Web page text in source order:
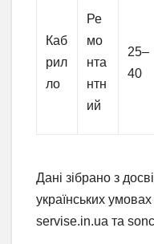
Каб
рил
ло
Ре
мо
нта
нтн
ий
25–
40
Дані зібрано з
українських
servise.in.ua та